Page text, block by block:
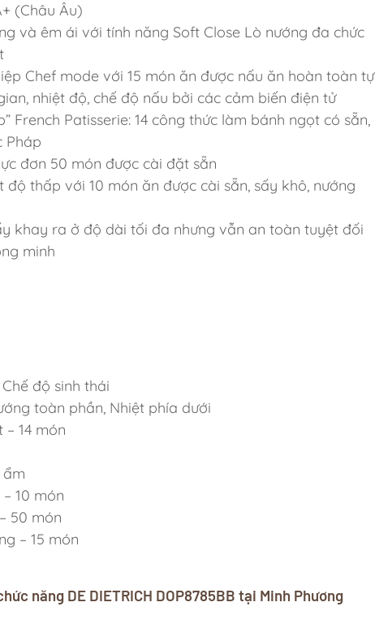
(Châu Âu)
và êm ái với tính năng Soft Close Lò nướng đa chức
Chef mode với 15 món ăn được nấu ăn hoàn toàn tự
nhiệt độ, chế độ nấu bởi các cảm biến điện tử
French Patisserie: 14 công thức làm bánh ngọt có sẵn,
Pháp
đơn 50 món được cài đặt sẵn
độ thấp với 10 món ăn được cài sẵn, sấy khô, nướng
khay ra ở độ dài tối đa nhưng vẫn an toàn tuyệt đối
minh
độ sinh thái
toàn phần, Nhiệt phía dưới
14 món
ẩm
10 món
50 món
– 15 món
năng DE DIETRICH DOP8785BB tại Minh Phương